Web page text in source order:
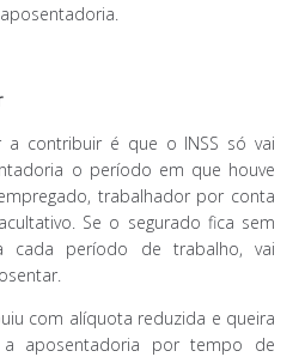
contribuir é que o INSS só vai
o período em que houve
trabalhador por conta
Se o segurado fica sem
cada período de trabalho, vai
com alíquota reduzida e queira
aposentadoria por tempo de